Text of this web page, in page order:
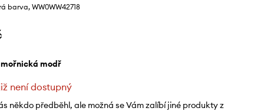
barva, WW0WW42718
modř
není dostupný
někdo předběhl, ale možná se Vám zalíbí jiné produkty z